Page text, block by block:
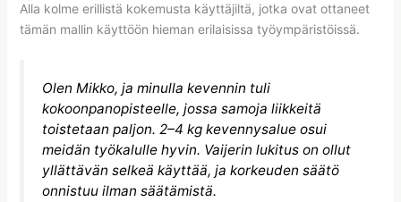
Alla kolme erillistä kokemusta käyttäjiltä, jotka ovat ottaneet
tämän mallin käyttöön hieman erilaisissa työympäristöissä.
Olen Mikko, ja minulla kevennin tuli
kokoonpanopisteelle, jossa samoja liikkeitä
toistetaan paljon. 2–4 kg kevennysalue osui
meidän työkalulle hyvin. Vaijerin lukitus on ollut
yllättävän selkeä käyttää, ja korkeuden säätö
onnistuu ilman säätämistä.